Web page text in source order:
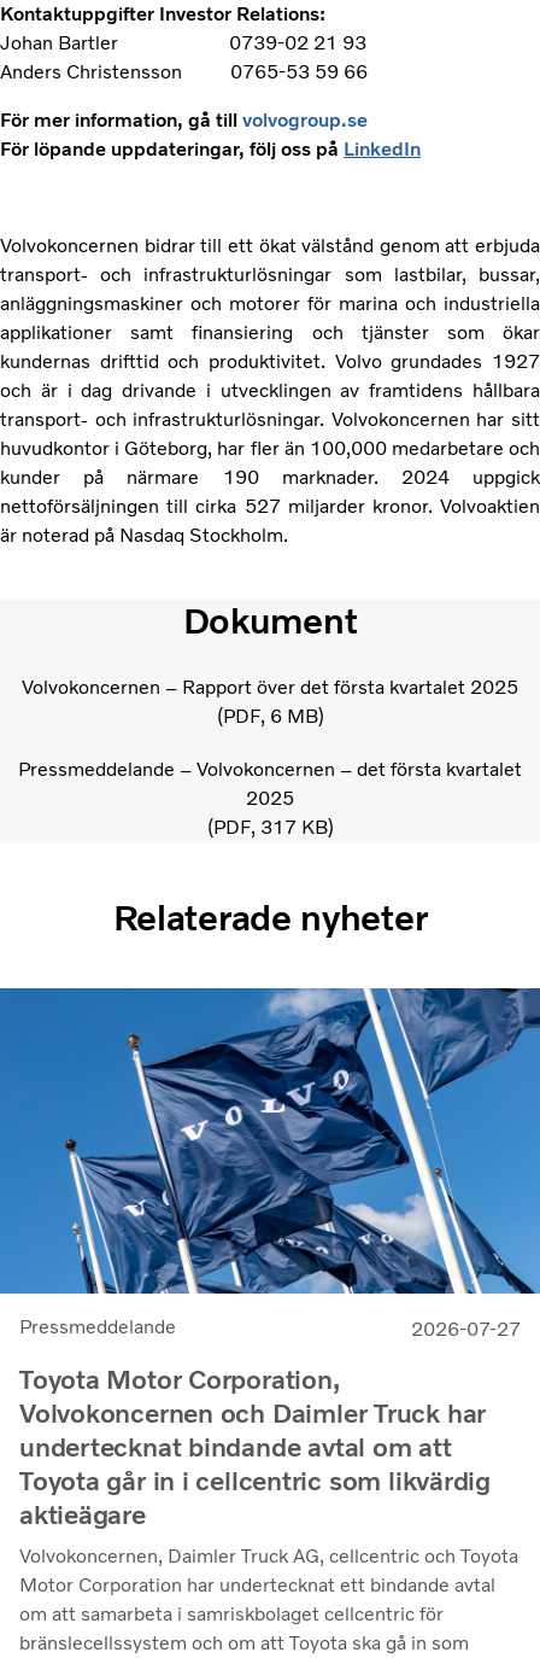
Kontaktuppgifter Investor Relations:
Johan Bartler 0739-02 21 93
Anders Christensson 0765-53 59 66
För mer information, gå till volvogroup.se
För löpande uppdateringar, följ oss på LinkedIn
Volvokoncernen bidrar till ett ökat välstånd genom att erbjuda
transport- och infrastrukturlösningar som lastbilar, bussar,
anläggningsmaskiner och motorer för marina och industriella
applikationer samt finansiering och tjänster som ökar
kundernas drifttid och produktivitet. Volvo grundades 1927
och är i dag drivande i utvecklingen av framtidens hållbara
transport- och infrastrukturlösningar. Volvokoncernen har sitt
huvudkontor i Göteborg, har fler än 100,000 medarbetare och
kunder på närmare 190 marknader. 2024 uppgick
nettoförsäljningen till cirka 527 miljarder kronor. Volvoaktien
är noterad på Nasdaq Stockholm.
Dokument
Volvokoncernen – Rapport över det första kvartalet 2025
PDF 6 MB
Pressmeddelande – Volvokoncernen – det första kvartalet
2025
PDF 317 KB
Relaterade nyheter
Pressmeddelande 2026-07-27
Toyota Motor Corporation,
Volvokoncernen och Daimler Truck har
undertecknat bindande avtal om att
Toyota går in i cellcentric som likvärdig
aktieägare
Volvokoncernen, Daimler Truck AG, cellcentric och Toyota
Motor Corporation har undertecknat ett bindande avtal
om att samarbeta i samriskbolaget cellcentric för
bränslecellssystem och om att Toyota ska gå in som